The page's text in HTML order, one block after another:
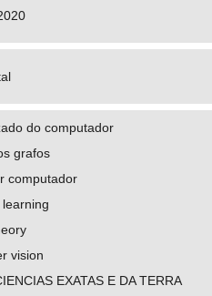
do computador
grafos
computador
vision
EXATAS E DA TERRA